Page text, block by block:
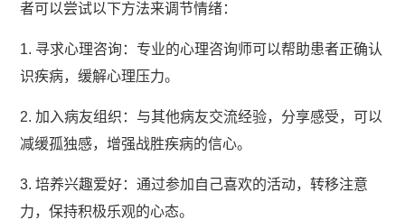
者可以尝试以下方法来调节情绪：
1. 寻求心理咨询：专业的心理咨询师可以帮助患者正确认
识疾病，缓解心理压力。
2. 加入病友组织：与其他病友交流经验，分享感受，可以
减缓孤独感，增强战胜疾病的信心。
3. 培养兴趣爱好：通过参加自己喜欢的活动，转移注意
力，保持积极乐观的心态。